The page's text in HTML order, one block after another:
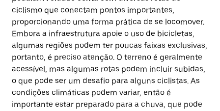
ciclismo que conectam pontos importantes,
proporcionando uma forma prática de se locomover.
Embora a infraestrutura apoie o uso de bicicletas,
algumas regiões podem ter poucas faixas exclusivas,
portanto, é preciso atenção. O terreno é geralmente
acessível, mas algumas rotas podem incluir subidas,
o que pode ser um desafio para alguns ciclistas. As
condições climáticas podem variar, então é
importante estar preparado para a chuva, que pode